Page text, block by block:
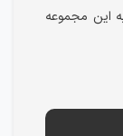
این مجموعه